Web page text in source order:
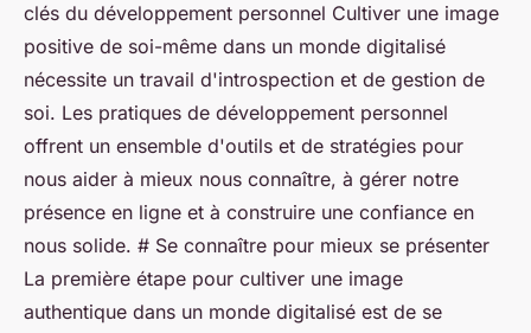
clés du développement personnel Cultiver une image
positive de soi-même dans un monde digitalisé
nécessite un travail d'introspection et de gestion de
soi. Les pratiques de développement personnel
offrent un ensemble d'outils et de stratégies pour
nous aider à mieux nous connaître, à gérer notre
présence en ligne et à construire une confiance en
nous solide. # Se connaître pour mieux se présenter
La première étape pour cultiver une image
authentique dans un monde digitalisé est de se